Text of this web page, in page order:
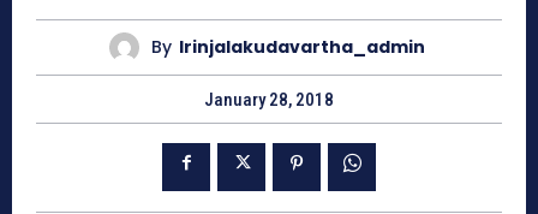
By Irinjalakudavartha_admin
January 28, 2018